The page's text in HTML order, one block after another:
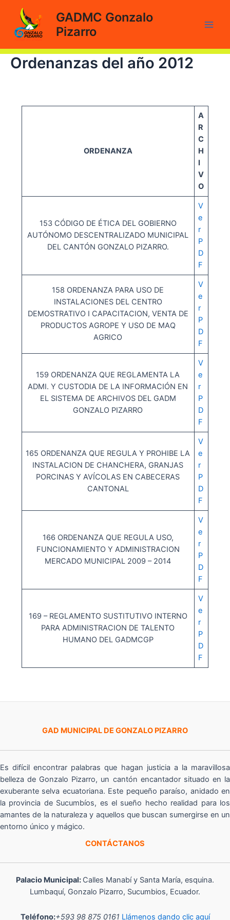
contenido
GADMC Gonzalo
Pizarro
Ordenanzas del año 2012
ORDENANZA
A
R
C
H
I
V
O
153 CÓDIGO DE ÉTICA DEL GOBIERNO
AUTÓNOMO DESCENTRALIZADO MUNICIPAL
DEL CANTÓN GONZALO PIZARRO.
V
e
r
P
D
F
158 ORDENANZA PARA USO DE
INSTALACIONES DEL CENTRO
DEMOSTRATIVO I CAPACITACION, VENTA DE
PRODUCTOS AGROPE Y USO DE MAQ
AGRICO
V
e
r
P
D
F
159 ORDENANZA QUE REGLAMENTA LA
ADMI. Y CUSTODIA DE LA INFORMACIÓN EN
EL SISTEMA DE ARCHIVOS DEL GADM
GONZALO PIZARRO
V
e
r
P
D
F
165 ORDENANZA QUE REGULA Y PROHIBE LA
INSTALACION DE CHANCHERA, GRANJAS
PORCINAS Y AVÍCOLAS EN CABECERAS
CANTONAL
V
e
r
P
D
F
166 ORDENANZA QUE REGULA USO,
FUNCIONAMIENTO Y ADMINISTRACION
MERCADO MUNICIPAL 2009 – 2014
V
e
r
P
D
F
169 – REGLAMENTO SUSTITUTIVO INTERNO
PARA ADMINISTRACION DE TALENTO
HUMANO DEL GADMCGP
V
e
r
P
D
F
GAD MUNICIPAL DE GONZALO PIZARRO
Es difícil encontrar palabras que hagan justicia a la maravillosa
belleza de Gonzalo Pizarro, un cantón encantador situado en la
exuberante selva ecuatoriana. Este pequeño paraíso, anidado en
la provincia de Sucumbíos, es el sueño hecho realidad para los
amantes de la naturaleza y aquellos que buscan sumergirse en un
entorno único y mágico.
CONTÁCTANOS
Palacio Municipal: Calles Manabí y Santa María, esquina.
Lumbaquí, Gonzalo Pizarro, Sucumbios, Ecuador.
Teléfono:+593 98 875 0161 Llámenos dando clic aquí